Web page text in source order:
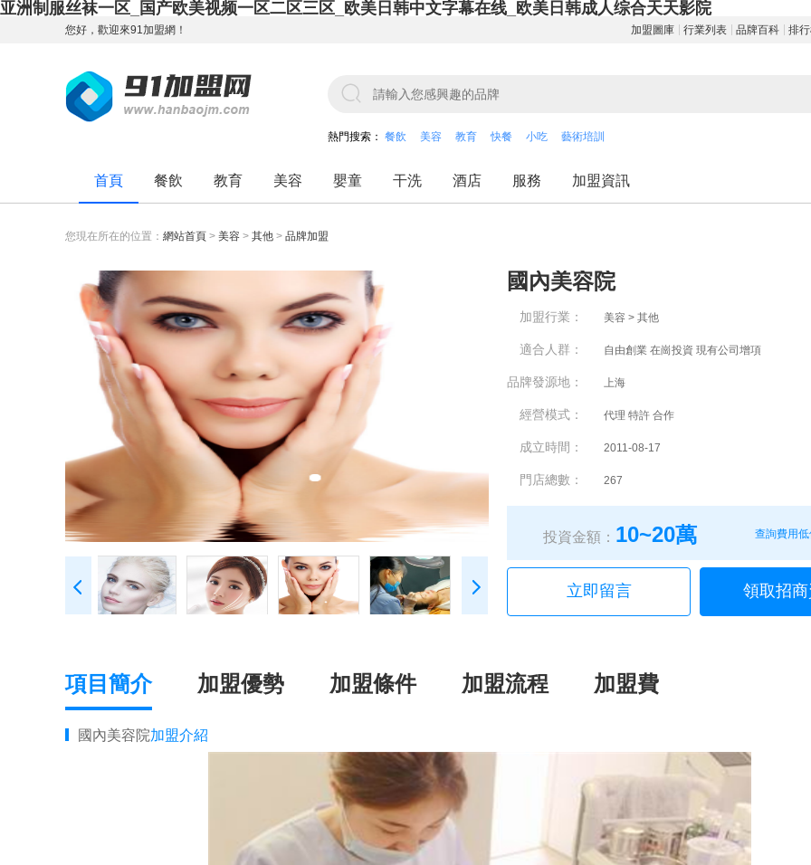
亚洲制服丝袜一区_国产欧美视频一区二区三区_欧美日韩中文字幕在线_欧美日韩成人综合天天影院
您好，歡迎來91加盟網！ 加盟圖庫 行業列表 品牌百科 排
熱門搜索： 餐飲 美容 教育 快餐 小吃 藝術培訓
首頁 餐飲 教育 美容 嬰童 干洗 酒店 服務 加盟資訊
您現在所在的位置： 網站首頁 > 美容 > 其他 > 品牌加盟
國內美容院
加盟行業： 美容 > 其他
適合人群： 自由創業 在崗投資 現有公司增項
品牌發源地： 上海
經營模式： 代理 特許 合作
成立時間： 2011-08-17
門店總數： 267
投資金額： 10~20萬 查詢費用
立即留言 領取招
項目簡介 加盟優勢 加盟條件 加盟流程 加盟費
國內美容院加盟介紹